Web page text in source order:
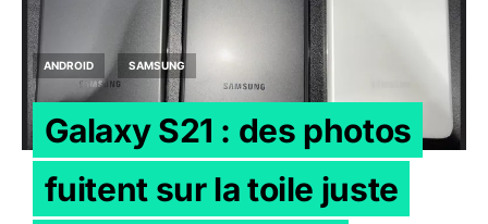
ANDROID SAMSUNG
Galaxy S21 : des photos
fuitent sur la toile juste